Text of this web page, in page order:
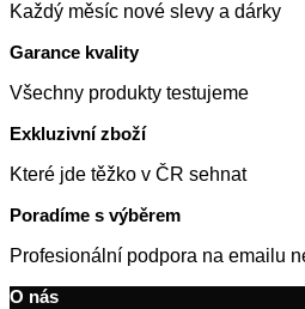
Každý měsíc nové slevy a dárky
Garance kvality
Všechny produkty testujeme
Exkluzivní zboží
Které jde těžko v ČR sehnat
Poradíme s výběrem
Profesionální podpora na emailu
O nás